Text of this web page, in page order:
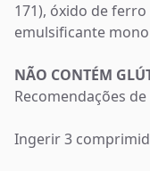
171), óxido de
emulsificante
NÃO CONTÉM
Recomendações de
Ingerir 3